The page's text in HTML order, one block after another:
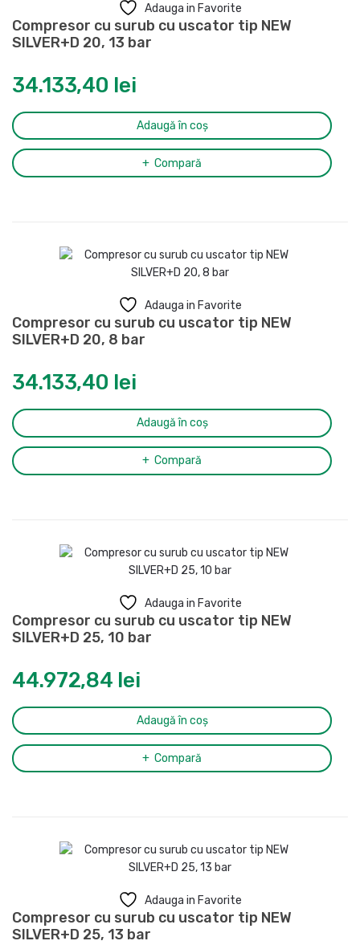
Adauga in Favorite
Compresor cu surub cu uscator tip NEW
SILVER+D 20, 13 bar
34.133,40 lei
Adaugă în coș
Compară
Adauga in Favorite
Compresor cu surub cu uscator tip NEW
SILVER+D 20, 8 bar
34.133,40 lei
Adaugă în coș
Compară
Adauga in Favorite
Compresor cu surub cu uscator tip NEW
SILVER+D 25, 10 bar
44.972,84 lei
Adaugă în coș
Compară
Adauga in Favorite
Compresor cu surub cu uscator tip NEW
SILVER+D 25, 13 bar